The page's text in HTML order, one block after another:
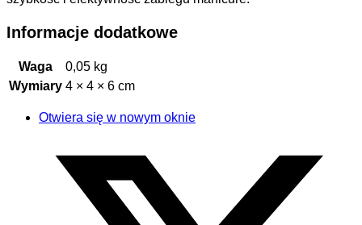
Informacje dodatkowe
Waga
0,05 kg
Wymiary 4 × 4 × 6 cm
Otwiera się w nowym oknie